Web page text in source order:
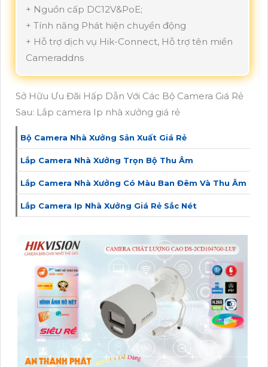
+ Nguồn cấp DC12V&PoE;
+ Tính năng Phát hiện chuyển động
+ Hỗ trợ dịch vụ Hik-Connect, Hỗ trợ tên miền
Cameraddns
Sở Hữu Ưu Đãi Hấp Dẫn Với Các Bộ Camera Giá Rẻ
Sau: Lắp camera Ip nhà xưởng giá rẻ
Bộ Camera Nhà Xưởng Sản Xuất Giá Rẻ
Lắp Camera Nhà Xưởng Trọn Bộ Thu Âm
Lắp Camera Nhà Xưởng Có Màu Ban Đêm Và Thu Âm
Lắp Camera Ip Nhà Xưởng Giá Rẻ Sắc Nét